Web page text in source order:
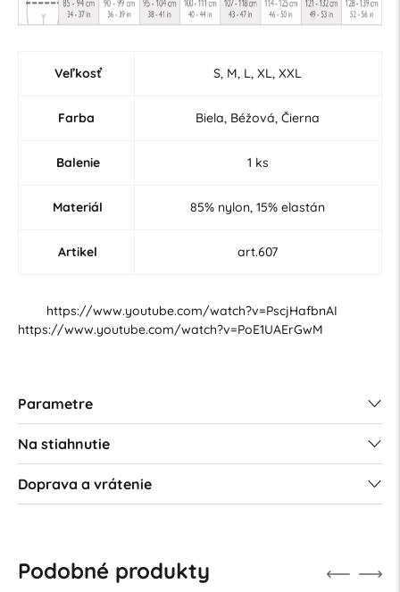
Veľkosť S, M, L, XL, XXL
Farba Biela, Béžová, Čierna
Balenie 1 ks
Materiál 85% nylon, 15% elastán
Artikel art.607
https://www.youtube.com/watch?v=PscjHafbnAI
https://www.youtube.com/watch?v=PoE1UAErGwM
Parametre
Na stiahnutie
Doprava a vrátenie
Podobné produkty